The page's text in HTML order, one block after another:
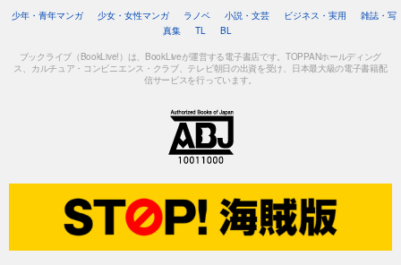
少年・青年マンガ
少女・女性マンガ ラノベ 小説・文芸 ビジネス・実用
雑誌・写
真集
TL BL
ブックライブ（BookLive!）は、BookLiveが運営する電子書店です。TOPPANホールディング
ス、カルチュア・コンビニエンス・クラブ、テレビ朝日の出資を受け、日本最大級の電子書籍配
信サービスを行っています。